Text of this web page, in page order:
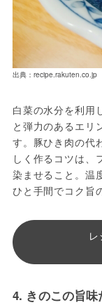
出典：recipe.rakuten.co.jp
白菜の水分を利用
と弾力のあるエリ
す。豚ひき肉の代
しく作るコツは、
染ませること。温
ひと手間でコク旨
4. きのこの旨